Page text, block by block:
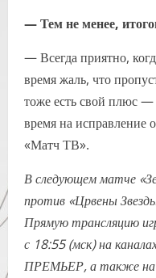
— Тем не менее,
— Всегда приятно,
время жаль, что
тоже есть свой плюс —
время на
«Матч ТВ».
В следующем матче
против «Црвены
Прямую трансляцию
с 18:55 (мск) на
ПРЕМЬЕР, а также